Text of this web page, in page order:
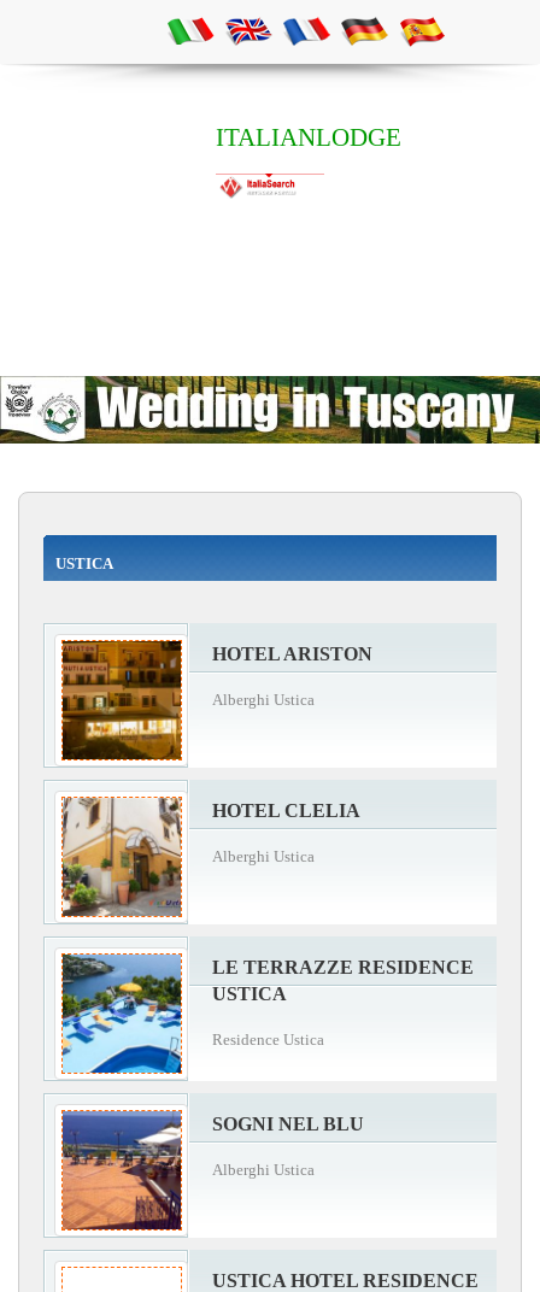
ITALIANLODGE
USTICA
HOTEL ARISTON
Alberghi Ustica
HOTEL CLELIA
Alberghi Ustica
LE TERRAZZE RESIDENCE
USTICA
Residence Ustica
SOGNI NEL BLU
Alberghi Ustica
USTICA HOTEL RESIDENCE